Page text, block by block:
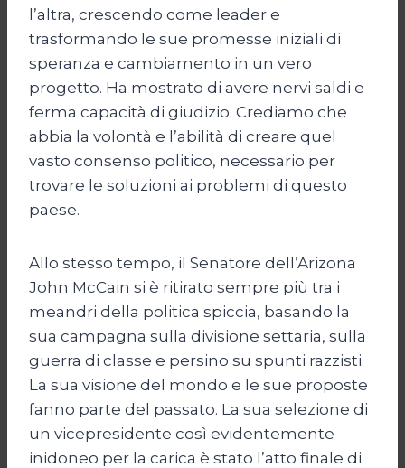
l’altra, crescendo come leader e
trasformando le sue promesse iniziali di
speranza e cambiamento in un vero
progetto. Ha mostrato di avere nervi saldi e
ferma capacità di giudizio. Crediamo che
abbia la volontà e l’abilità di creare quel
vasto consenso politico, necessario per
trovare le soluzioni ai problemi di questo
paese.
Allo stesso tempo, il Senatore dell’Arizona
John McCain si è ritirato sempre più tra i
meandri della politica spiccia, basando la
sua campagna sulla divisione settaria, sulla
guerra di classe e persino su spunti razzisti.
La sua visione del mondo e le sue proposte
fanno parte del passato. La sua selezione di
un vicepresidente così evidentemente
inidoneo per la carica è stato l’atto finale di